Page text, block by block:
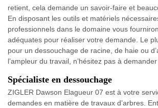
retient, cela demande un savoir-faire et
En disposant les outils et matériels
professionnels dans le domaine vous
adéquates pour réaliser votre demande. Le
pour un dessouchage de racine, de haie ou
l’ampleur du travail, n’hésitez pas à
Spécialiste en dessouchage
ZIGLER Dawson Elagueur 07 est à votre
demandes en matière de travaux d’arbres.